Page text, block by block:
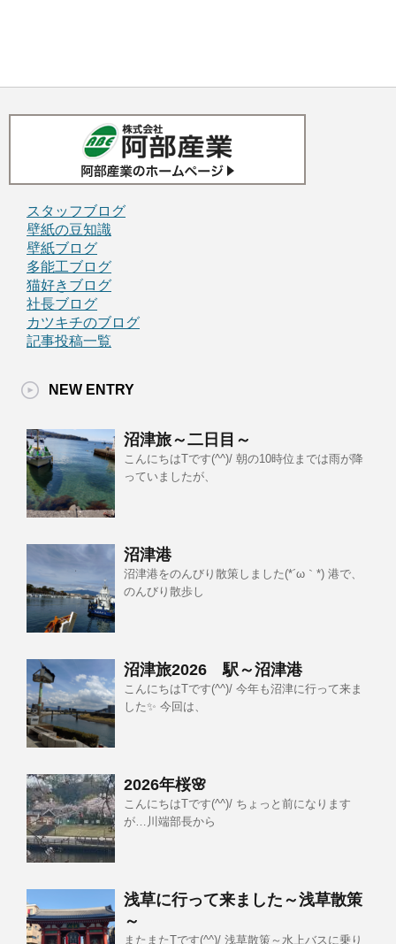
スタッフブログ
壁紙の豆知識
壁紙ブログ
多能工ブログ
猫好きブログ
社長ブログ
カツキチのブログ
記事投稿一覧
NEW ENTRY
沼津旅～二日目～
こんにちはTです(^^)/ 朝の10時位までは雨が降
っていましたが、
沼津港
沼津港をのんびり散策しました(*´ω｀*) 港で、
のんびり散歩し
沼津旅2026 駅～沼津港
こんにちはTです(^^)/ 今年も沼津に行って来ま
した✨ 今回は、
2026年桜🌸
こんにちはTです(^^)/ ちょっと前になります
が…川端部長から
浅草に行って来ました～浅草散策
～
またまたTです(^^)/ 浅草散策～水上バスに乗り